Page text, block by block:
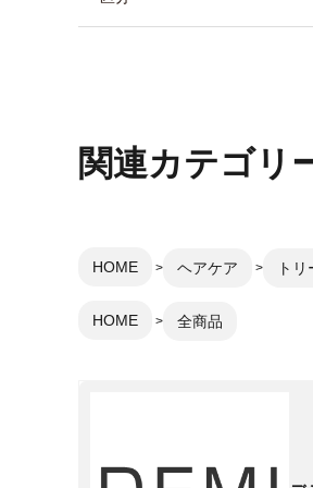
関連カテゴリ
HOME ヘアケア ト
HOME 全商品